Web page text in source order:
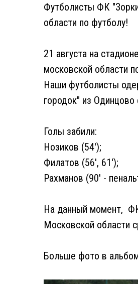
Футболисты ФК
области по футболу!
21 августа на
московской области
Наши футболисты
городок" из
Голы забили:
Нозиков (54');
Филатов (56', 61');
Рахманов (90' -
На данный момент, ФК
Московской области
Больше фото в